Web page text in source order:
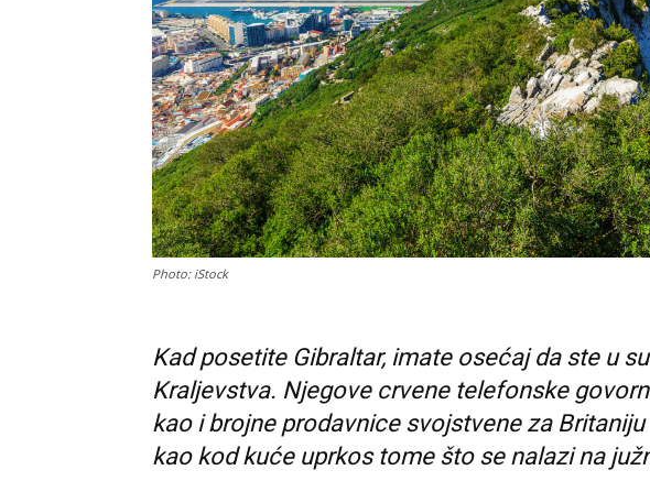
Photo: iStock
Kad posetite Gibraltar, imate osećaj da ste u
Kraljevstva. Njegove crvene telefonske
kao i brojne prodavnice svojstvene za
kao kod kuće uprkos tome što se nalazi na